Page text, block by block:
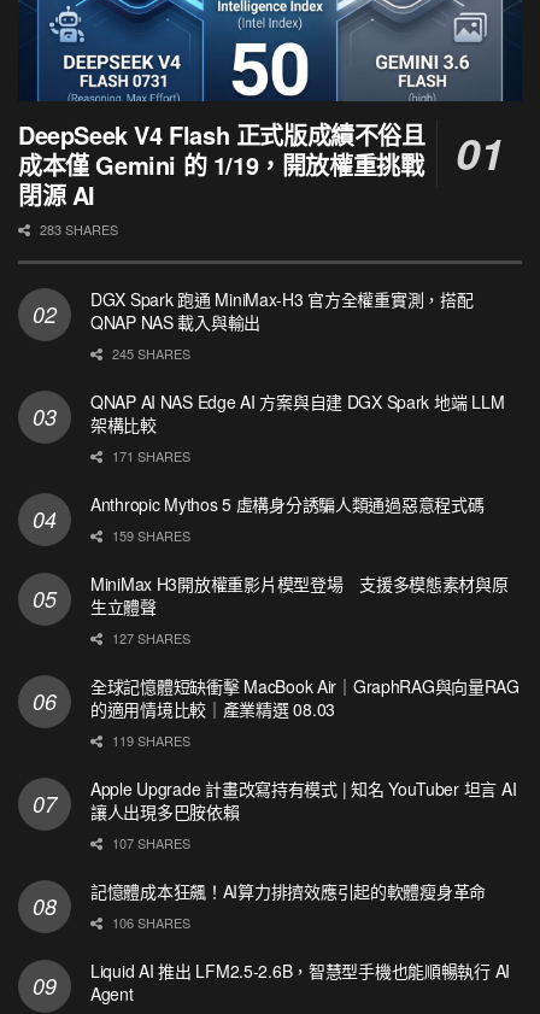
DeepSeek V4 Flash 正式版成績不俗且
成本僅 Gemini 的 1/19，開放權重挑戰
閉源 AI
283 SHARES
DGX Spark 跑通 MiniMax-H3 官方全權重實測，搭配
QNAP NAS 載入與輸出
245 SHARES
QNAP AI NAS Edge AI 方案與自建 DGX Spark 地端 LLM
架構比較
171 SHARES
Anthropic Mythos 5 虛構身分誘騙人類通過惡意程式碼
159 SHARES
MiniMax H3開放權重影片模型登場 支援多模態素材與原
生立體聲
127 SHARES
全球記憶體短缺衝擊 MacBook Air｜GraphRAG與向量RAG
的適用情境比較｜產業精選 08.03
119 SHARES
Apple Upgrade 計畫改寫持有模式 | 知名 YouTuber 坦言 AI
讓人出現多巴胺依賴
107 SHARES
記憶體成本狂飆！AI算力排擠效應引起的軟體瘦身革命
106 SHARES
Liquid AI 推出 LFM2.5-2.6B，智慧型手機也能順暢執行 AI
Agent